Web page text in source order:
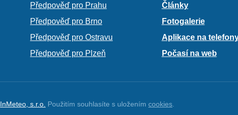
Předpověď pro Prahu
Předpověď pro Brno
Předpověď pro Ostravu
Předpověď pro Plzeň
Články
Fotogalerie
Aplikace na
Počasí na web
InMeteo, s.r.o. Použitím souhlasíte s uloženímcookies.